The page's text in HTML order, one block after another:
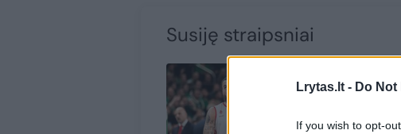
Lrytas.lt - Do
If you wish to opt-
Susiję straipsniai